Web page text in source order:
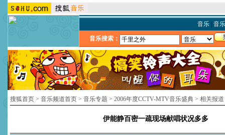
音乐| 音
音乐搜索：
搜狐首页 > 音乐频道首页 > 音乐专题 > 2006年度CCTV-MTV音乐盛典 > 相关报道
伊能静百密一疏现场献唱状况多多